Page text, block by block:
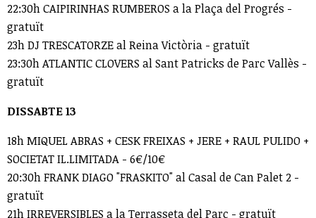
22:30h CAIPIRINHAS RUMBEROS a la Plaça del Progrés -
gratuït
23h DJ TRESCATORZE al Reina Victòria - gratuït
23:30h ATLANTIC CLOVERS al Sant Patricks de Parc Vallès -
gratuït
DISSABTE 13
18h MIQUEL ABRAS + CESK FREIXAS + JERE + RAUL PULIDO +
SOCIETAT IL.LIMITADA - 6€/10€
20:30h FRANK DIAGO "FRASKITO" al Casal de Can Palet 2 -
gratuït
21h IRREVERSIBLES a la Terrasseta del Parc - gratuït